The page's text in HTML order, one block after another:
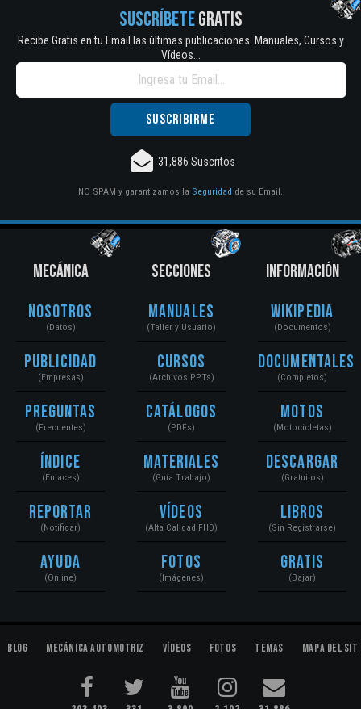
SUSCRÍBETEGRATIS
Recibe Gratis en tu Email las últimas publicaciones. Manuales, Cursos y
Vídeos...
31,886 Suscritos
NO SPAM y garantizamos la Seguridad de su Email.
MECÁNICA
Nosotros
(Datos)
Publicidad
(Empresas)
Preguntas
(Frecuentes)
Índice
(Enlaces)
Reportar
(Notificar)
Ayuda
(Online)
SECCIONES
Manuales
(Taller y Usuario)
Cursos
(Archivos PPTs)
Catálogos
(PDFs)
Materiales
(Guía Trabajo)
Vídeos
(Alta Calidad FHD)
Fotos
(Imágenes)
INFORMACIÓN
Wikipedia
(Documentos)
Documentales
(Completos)
Motos
(Motocicletas)
Descargar
(Gratuitos)
Libros
(Sin Registrarse)
Gratis
(Bajar)
Blog Mecánica Automotriz Vídeos Fotos Temas Mapa del